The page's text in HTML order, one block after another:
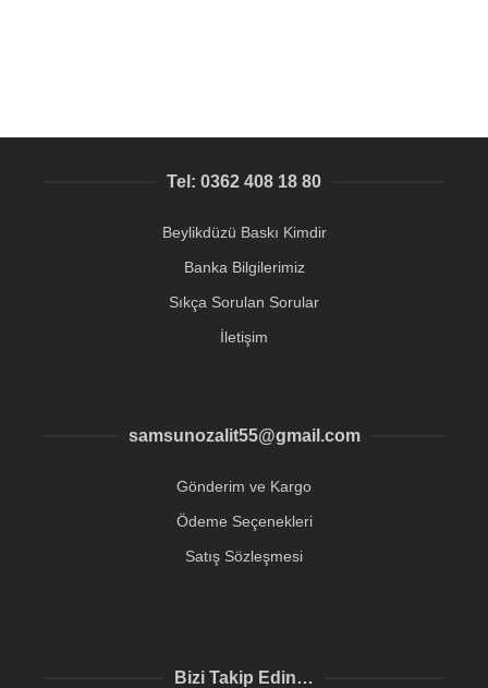
Tel: 0362 408 18 80
Beylikdüzü Baskı Kimdir
Banka Bilgilerimiz
Sıkça Sorulan Sorular
İletişim
samsunozalit55@gmail.com
Gönderim ve Kargo
Ödeme Seçenekleri
Satış Sözleşmesi
Bizi Takip Edin…